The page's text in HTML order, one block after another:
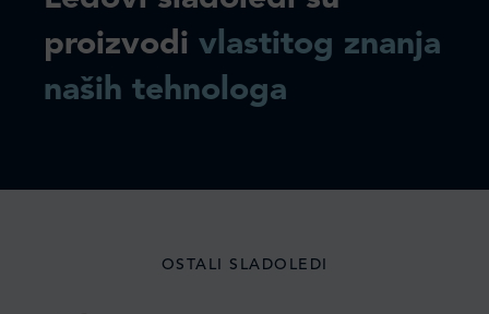
proizvodi vlastitog znanja
naših tehnologa
OSTALI SLADOLEDI